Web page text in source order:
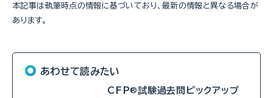
本記事は執筆時点の情報に基づいており、最新の情報と異なる場合が
あります。
あわせて読みたい
CFP® 試験過去問ピックアップ